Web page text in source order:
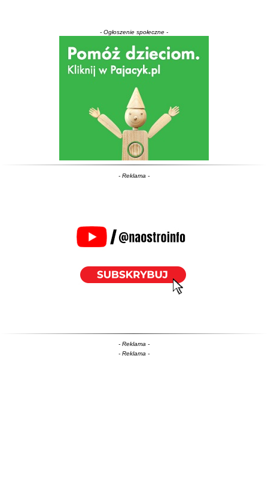
- Ogłoszenie społeczne -
- Reklama -
- Reklama -
- Reklama -